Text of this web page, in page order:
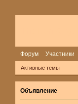
Форум Участники
Активные темы
Объявление